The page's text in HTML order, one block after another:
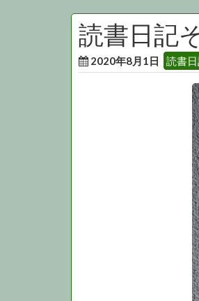
読書日記
2020年8月1日 読書